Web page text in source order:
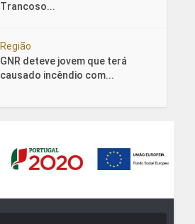
Trancoso...
Região
GNR deteve jovem que terá
causado incêndio com...